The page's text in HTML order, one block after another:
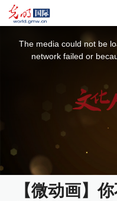
The media could not be
network failed or
【微动画】